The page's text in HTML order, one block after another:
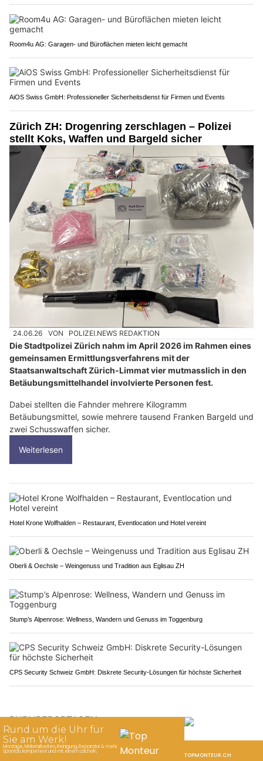
Room4u AG: Garagen- und Büroflächen mieten leicht gemacht
AiOS Swiss GmbH: Professioneller Sicherheitsdienst für Firmen und Events
Zürich ZH: Drogenring zerschlagen – Polizei
stellt Koks, Waffen und Bargeld sicher
24.06.26 VON POLIZEI.NEWS REDAKTION
Die Stadtpolizei Zürich nahm im April 2026 im Rahmen eines
gemeinsamen Ermittlungsverfahrens mit der
Staatsanwaltschaft Zürich-Limmat vier mutmasslich in den
Betäubungsmittelhandel involvierte Personen fest.
Dabei stellten die Fahnder mehrere Kilogramm
Betäubungsmittel, sowie mehrere tausend Franken Bargeld und
zwei Schusswaffen sicher.
Weiterlesen
Hotel Krone Wolfhalden – Restaurant, Eventlocation und Hotel vereint
Oberli & Oechsle – Weingenuss und Tradition aus Eglisau ZH
Stump’s Alpenrose: Wellness, Wandern und Genuss im Toggenburg
CPS Security Schweiz GmbH: Diskrete Security-Lösungen für höchste Sicherheit
PUBLIREPORTAGEN